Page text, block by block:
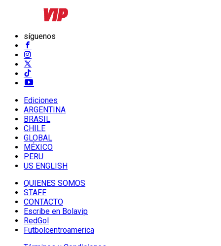
síguenos
Ediciones
ARGENTINA
BRASIL
CHILE
GLOBAL
MÉXICO
PERU
US ENGLISH
QUIENES SOMOS
STAFF
CONTACTO
Escribe en Bolavip
RedGol
Futbolcentroamerica